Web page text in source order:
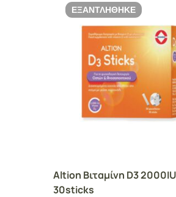
ΕΞΑΝΤΛΉΘΗΚΕ
Altion Βιταμίνη D3
30sticks